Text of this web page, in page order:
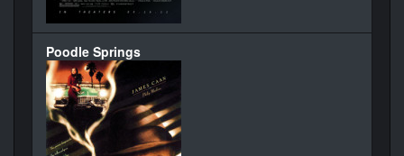
Poodle Springs